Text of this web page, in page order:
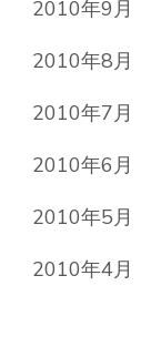
2010年9月
2010年8月
2010年7月
2010年6月
2010年5月
2010年4月